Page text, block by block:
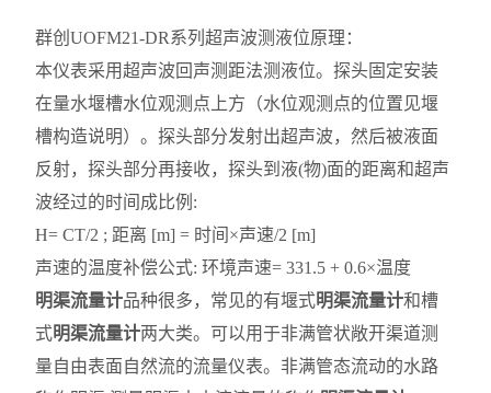
群创UOFM21-DR系列超声波测液位原理：
本仪表采用超声波回声测距法测液位。探头固定安装
在量水堰槽水位观测点上方（水位观测点的位置见堰
槽构造说明）。探头部分发射出超声波，然后被液面
反射，探头部分再接收，探头到液(物)面的距离和超声
波经过的时间成比例:
H= CT/2 ; 距离 [m] = 时间×声速/2 [m]
声速的温度补偿公式: 环境声速= 331.5 + 0.6×温度
明渠流量计品种很多，常见的有堰式明渠流量计和槽
式明渠流量计两大类。可以用于非满管状敞开渠道测
量自由表面自然流的流量仪表。非满管态流动的水路